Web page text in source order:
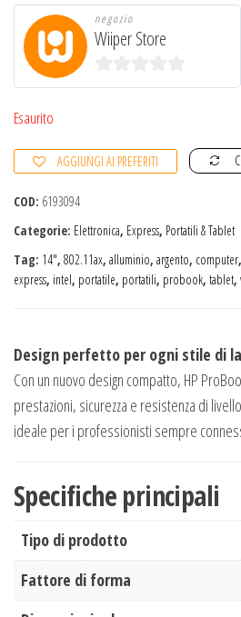
negozio
Wiiper Store
0
5
Esaurito
AGGIUNGI AI PREFERITI
COD: 6193094
Categorie: Elettronica, Express, Portatili & Tablet
Tag: 14″, 802.11ax, alluminio, argento, computer,
express, intel, portatile, portatili, probook, tablet,
Design perfetto per ogni stile di
Con un nuovo design compatto, HP
prestazioni, sicurezza e resistenza di
ideale per i professionisti sempre
Specifiche principali
Tipo di prodotto
Fattore di forma